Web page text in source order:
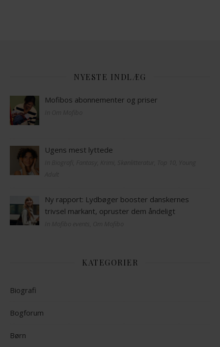
NYESTE INDLÆG
Mofibos abonnementer og priser
Ugens mest lyttede
Ny rapport: Lydbøger booster danskernes
trivsel markant, opruster dem åndeligt
KATEGORIER
Biografi
Bogforum
Børn